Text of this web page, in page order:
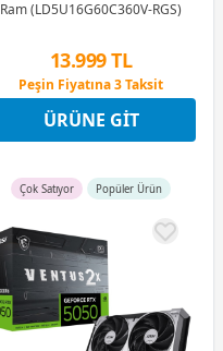
Ram (LD5U16G60C360V-RGS)
13.999 TL
Peşin Fiyatına 3 Taksit
12 Ay x 1.647 TL taksitle
Peşin Fiyatına 3 Taksit
ÜRÜNE GIT
Çok Satıyor Popüler Ürün